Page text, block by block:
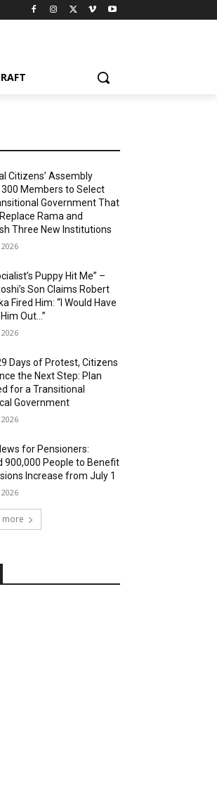
Citizens’ Assembly
300 Members to Select
Government That
Rama and
Three New Institutions
Puppy Hit Me” –
Son Claims Robert
Fired Him: “I Would Have
Out…”
Days of Protest, Citizens
the Next Step: Plan
for a Transitional
Government
for Pensioners:
900,000 People to Benefit
Increase from July 1
more